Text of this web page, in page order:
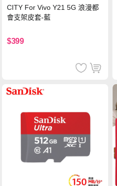
CITY For Vivo Y21 5G 浪漫都
會支架皮套-藍
$399